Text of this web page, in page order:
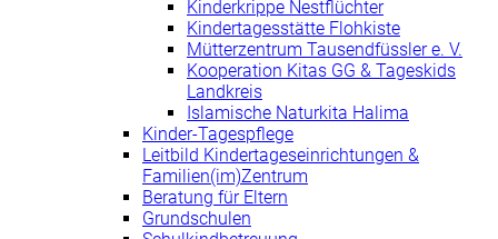
Kinderkrippe Nestflüchter
Kindertagesstätte Flohkiste
Mütterzentrum Tausendfüssler e. V.
Kooperation Kitas GG & Tageskids
Landkreis
Islamische Naturkita Halima
Kinder-Tagespflege
Leitbild Kindertageseinrichtungen &
Familien(im)Zentrum
Beratung für Eltern
Grundschulen